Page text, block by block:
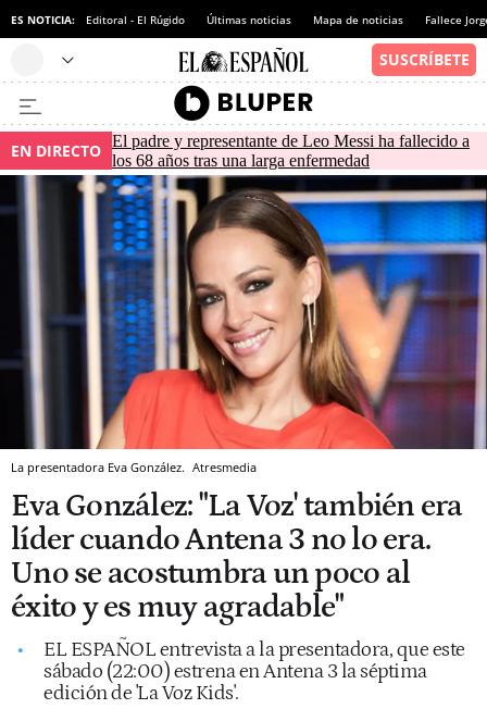
ES NOTICIA: Editoral - El Rúgido Últimas noticias Mapa de noticias Fallece
EN DIRECTO El padre y representante de Leo Messi ha fallecido a
los 68 años tras una larga enfermedad
La presentadora Eva González. Atresmedia
Eva González: "La Voz' también era
líder cuando Antena 3 no lo era.
Uno se acostumbra un poco al
éxito y es muy agradable"
EL ESPAÑOL entrevista a la presentadora, que este
sábado (22:00) estrena en Antena 3 la séptima
edición de 'La Voz Kids'.